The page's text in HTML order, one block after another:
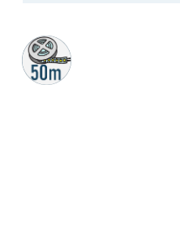
50m
rolka